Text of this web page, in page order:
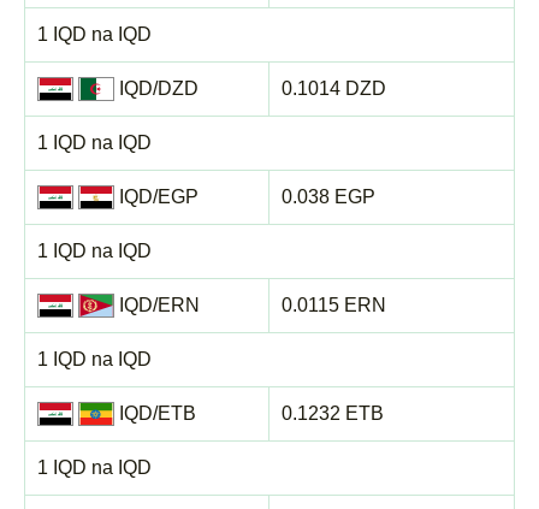
1 IQD na IQD
IQD/DZD
1 IQD na IQD
0.1014 DZD
IQD/EGP
1 IQD na IQD
0.038 EGP
IQD/ERN
1 IQD na IQD
0.0115 ERN
IQD/ETB
1 IQD na IQD
0.1232 ETB